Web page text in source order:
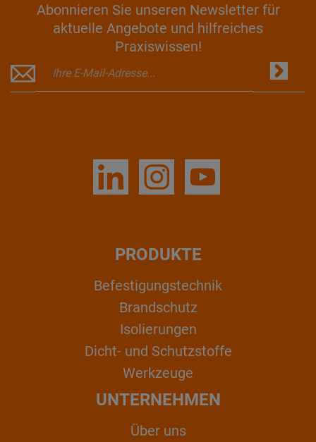
Abonnieren Sie unseren Newsletter für
aktuelle Angebote und hilfreiches
Praxiswissen!
PRODUKTE
Befestigungstechnik
Brandschutz
Isolierungen
Dicht- und Schutzstoffe
Werkzeuge
UNTERNEHMEN
Über uns